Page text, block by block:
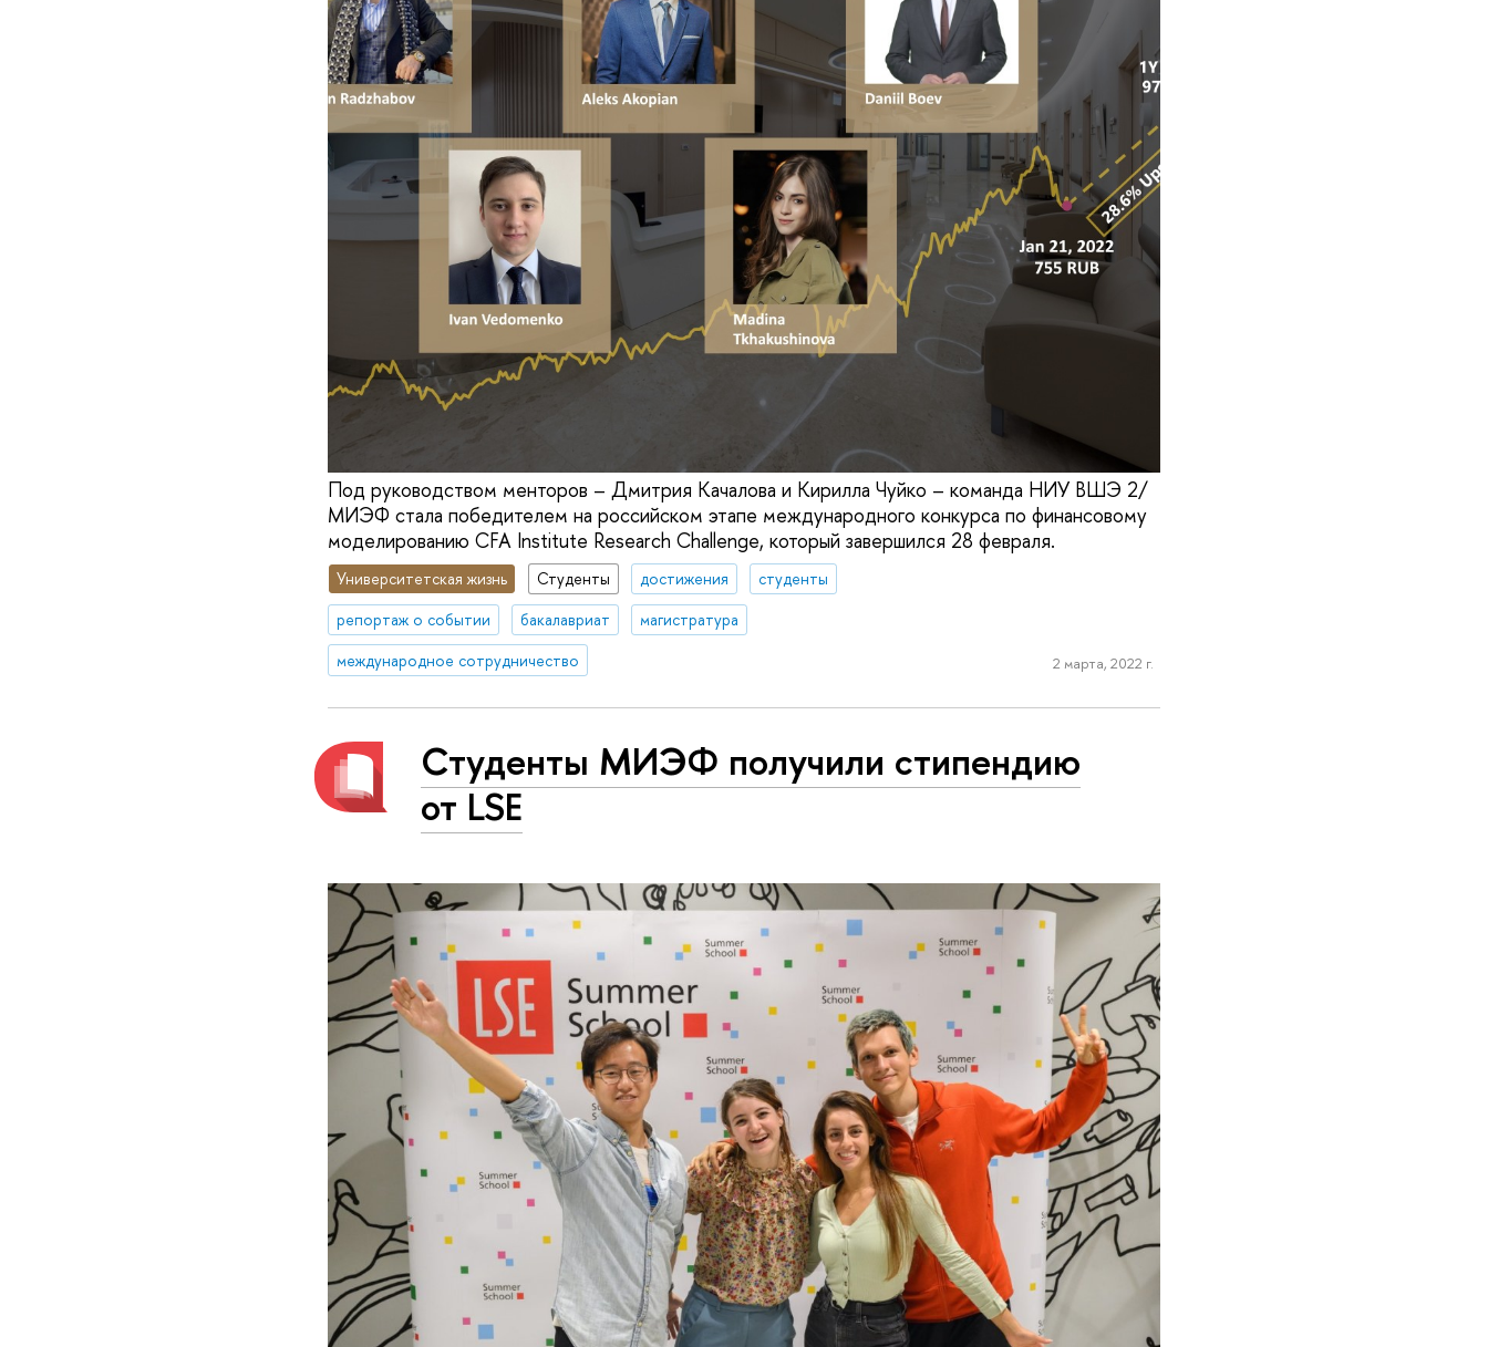
Под руководством менторов – Дмитрия Качалова и Кирилла Чуйко – команда НИУ ВШЭ 2/
МИЭФ стала победителем на российском этапе международного конкурса по финансовому
моделированию CFA Institute Research Challenge, который завершился 28 февраля.
Университетская жизнь Студенты достижения
студенты
репортаж о событии
бакалавриат
магистратура
международное сотрудничество
2 марта, 2022 г.
Студенты МИЭФ получили стипендию
от LSE